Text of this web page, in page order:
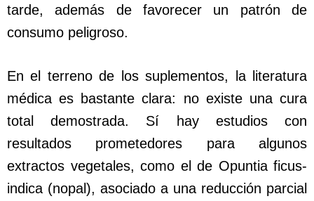
tarde, además de favorecer un patrón de
consumo peligroso.
En el terreno de los suplementos, la literatura
médica es bastante clara: no existe una cura
total demostrada. Sí hay estudios con
resultados prometedores para algunos
extractos vegetales, como el de Opuntia ficus-
indica (nopal), asociado a una reducción parcial